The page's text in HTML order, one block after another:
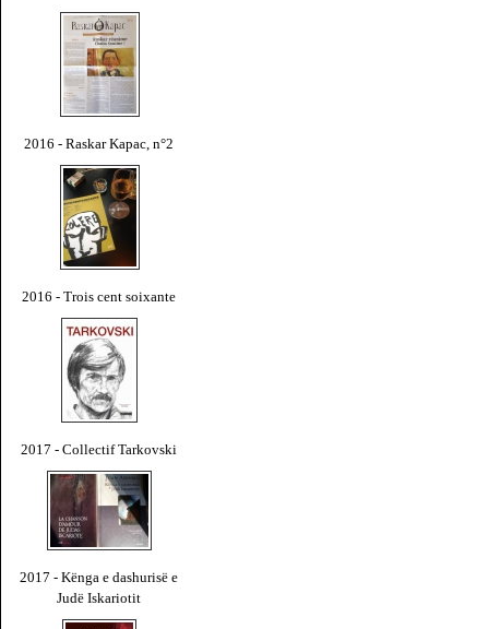
2016 - Raskar Kapac, n°2
2016 - Trois cent soixante
2017 - Collectif Tarkovski
2017 - Kënga e dashurisë e
Judë Iskariotit